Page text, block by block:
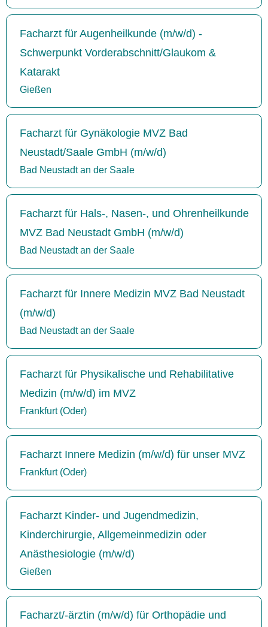
Facharzt für Augenheilkunde (m/w/d) -
Schwerpunkt Vorderabschnitt/Glaukom &
Katarakt
Gießen
Facharzt für Gynäkologie MVZ Bad
Neustadt/Saale GmbH (m/w/d)
Bad Neustadt an der Saale
Facharzt für Hals-, Nasen-, und Ohrenheilkunde
MVZ Bad Neustadt GmbH (m/w/d)
Bad Neustadt an der Saale
Facharzt für Innere Medizin MVZ Bad Neustadt
(m/w/d)
Bad Neustadt an der Saale
Facharzt für Physikalische und Rehabilitative
Medizin (m/w/d) im MVZ
Frankfurt (Oder)
Facharzt Innere Medizin (m/w/d) für unser MVZ
Frankfurt (Oder)
Facharzt Kinder- und Jugendmedizin,
Kinderchirurgie, Allgemeinmedizin oder
Anästhesiologie (m/w/d)
Gießen
Facharzt/-ärztin (m/w/d) für Orthopädie und